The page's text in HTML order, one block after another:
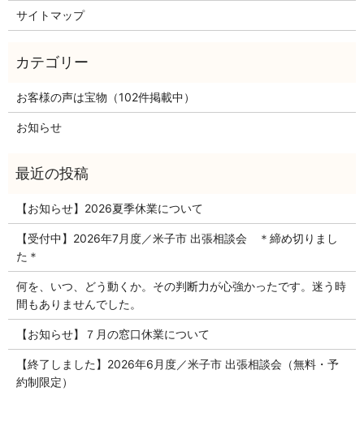
サイトマップ
お客様の声は宝物（102件掲載中）
お知らせ
【お知らせ】2026夏季休業について
【受付中】2026年7月度／米子市 出張相談会 ＊締め切りまし
た＊
何を、いつ、どう動くか。その判断力が心強かったです。迷う時
間もありませんでした。
【お知らせ】７月の窓口休業について
【終了しました】2026年6月度／米子市 出張相談会（無料・予
約制限定）